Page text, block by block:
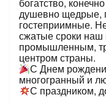
душевно щедрые,
гостеприимные.
сжатые сроки наш
промышленным,
центром страны.
С Днем
многогранный и
С праздником,